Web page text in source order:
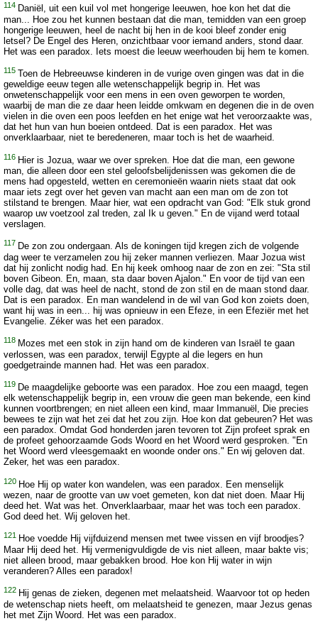
114 Daniël, uit een kuil vol met hongerige leeuwen, hoe kon het dat die
man... Hoe zou het kunnen bestaan dat die man, temidden van een groep
hongerige leeuwen, heel de nacht bij hen in de kooi bleef zonder enig
letsel? De Engel des Heren, onzichtbaar voor iemand anders, stond daar.
Het was een paradox. Iets moest die leeuw weerhouden bij hem te komen.
115 Toen de Hebreeuwse kinderen in de vurige oven gingen was dat in die
geweldige eeuw tegen alle wetenschappelijk begrip in. Het was
onwetenschappelijk voor een mens in een oven geworpen te worden,
waarbij de man die ze daar heen leidde omkwam en degenen die in de oven
vielen in die oven een poos leefden en het enige wat het veroorzaakte was,
dat het hun van hun boeien ontdeed. Dat is een paradox. Het was
onverklaarbaar, niet te beredeneren, maar toch is het de waarheid.
116 Hier is Jozua, waar we over spreken. Hoe dat die man, een gewone
man, die alleen door een stel geloofsbelijdenissen was gekomen die de
mens had opgesteld, wetten en ceremonieën waarin niets staat dat ook
maar iets zegt over het geven van macht aan een man om de zon tot
stilstand te brengen. Maar hier, wat een opdracht van God: "Elk stuk grond
waarop uw voetzool zal treden, zal Ik u geven." En de vijand werd totaal
verslagen.
117 De zon zou ondergaan. Als de koningen tijd kregen zich de volgende
dag weer te verzamelen zou hij zeker mannen verliezen. Maar Jozua wist
dat hij zonlicht nodig had. En hij keek omhoog naar de zon en zei: "Sta stil
boven Gibeon. En, maan, sta daar boven Ajalon." En voor de tijd van een
volle dag, dat was heel de nacht, stond de zon stil en de maan stond daar.
Dat is een paradox. En man wandelend in de wil van God kon zoiets doen,
want hij was in een... hij was opnieuw in een Efeze, in een Efeziër met het
Evangelie. Zéker was het een paradox.
118 Mozes met een stok in zijn hand om de kinderen van Israël te gaan
verlossen, was een paradox, terwijl Egypte al die legers en hun
goedgetrainde mannen had. Het was een paradox.
119 De maagdelijke geboorte was een paradox. Hoe zou een maagd, tegen
elk wetenschappelijk begrip in, een vrouw die geen man bekende, een kind
kunnen voortbrengen; en niet alleen een kind, maar Immanuël, Die precies
bewees te zijn wat het zei dat het zou zijn. Hoe kon dat gebeuren? Het was
een paradox. Omdat God honderden jaren tevoren tot Zijn profeet sprak en
de profeet gehoorzaamde Gods Woord en het Woord werd gesproken. "En
het Woord werd vleesgemaakt en woonde onder ons." En wij geloven dat.
Zeker, het was een paradox.
120 Hoe Hij op water kon wandelen, was een paradox. Een menselijk
wezen, naar de grootte van uw voet gemeten, kon dat niet doen. Maar Hij
deed het. Wat was het. Onverklaarbaar, maar het was toch een paradox.
God deed het. Wij geloven het.
121 Hoe voedde Hij vijfduizend mensen met twee vissen en vijf broodjes?
Maar Hij deed het. Hij vermenigvuldigde de vis niet alleen, maar bakte vis;
niet alleen brood, maar gebakken brood. Hoe kon Hij water in wijn
veranderen? Alles een paradox!
122 Hij genas de zieken, degenen met melaatsheid. Waarvoor tot op heden
de wetenschap niets heeft, om melaatsheid te genezen, maar Jezus genas
het met Zijn Woord. Het was een paradox.